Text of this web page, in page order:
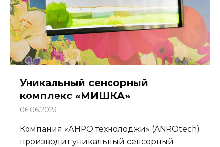
Уникальный сенсорный
комплекс «МИШКА»
06.06.2023
Компания «АНРО технолоджи» (ANROtech)
производит уникальный сенсорный